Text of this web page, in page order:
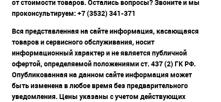
от стоимости товаров. Остались вопросы? Звоните и мы
проконсультируем: +7 (3532) 341-371
Вся представленная на сайте информация, касающаяся
товаров и сервисного обслуживания, носит
информационный характер и не является публичной
офертой, определяемой положениями ст. 437 (2) ГК РФ.
Опубликованная на данном сайте информация может
быть изменена в любое время без предварительного
уведомления. Цены указаны с учетом действующих